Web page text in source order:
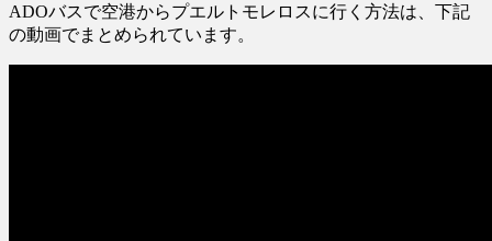
ADOバスで空港からプエルトモレロスに行く方法は、下記
の動画でまとめられています。